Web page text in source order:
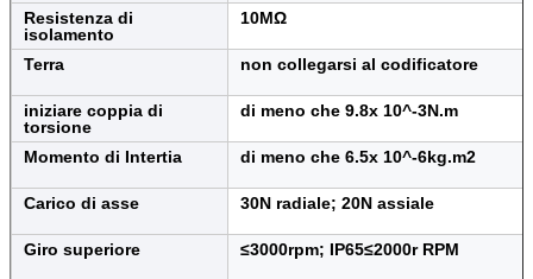
Resistenza di
isolamento
10MΩ
Terra non collegarsi al codificatore
iniziare coppia di
torsione
di meno che 9.8x 10^-3N.m
Momento di Intertia di meno che 6.5x 10^-6kg.m2
Carico di asse 30N radiale; 20N assiale
Giro superiore ≤3000rpm; IP65≤2000r RPM